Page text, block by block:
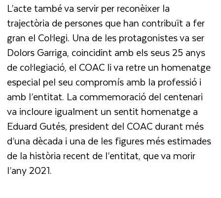
L’acte també va servir per reconèixer la
trajectòria de persones que han contribuït a fer
gran el Col·legi. Una de les protagonistes va ser
Dolors Garriga, coincidint amb els seus 25 anys
de col·legiació, el COAC li va retre un homenatge
especial pel seu compromís amb la professió i
amb l’entitat. La commemoració del centenari
va incloure igualment un sentit homenatge a
Eduard Gutés, president del COAC durant més
d’una dècada i una de les figures més estimades
de la història recent de l’entitat, que va morir
l’any 2021.